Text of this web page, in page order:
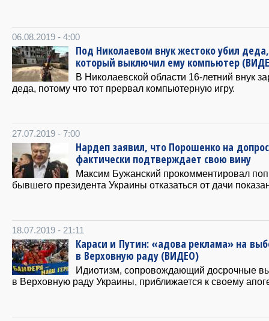
06.08.2019 - 4:00
Под Николаевом внук жестоко убил деда,
который выключил ему компьютер
В Николаевской области 16-летний внук
деда, потому что тот прервал компьютерную игру.
27.07.2019 - 7:00
Нардеп заявил, что Порошенко на
фактически подтверждает свою вину
Максим Бужанский прокомментировал
бывшего президента Украины отказаться от дачи
18.07.2019 - 21:11
Караси и Путин: «адова реклама» на
в Верховную раду (ВИДЕО)
Идиотизм, сопровождающий досрочные
в Верховную раду Украины, приближается к своему